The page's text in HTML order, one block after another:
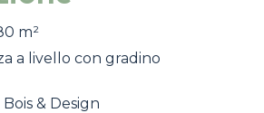
m²
a livello con gradino
Bois & Design